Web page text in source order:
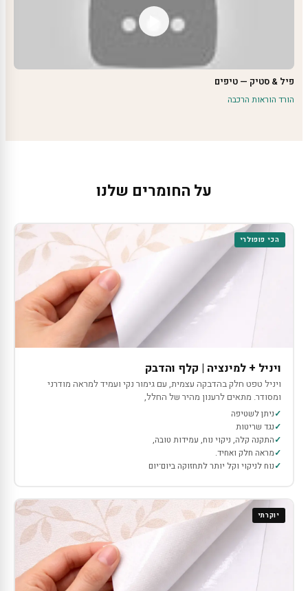
פיל & סטיק — טיפים
הורד הוראות הרכבה
על החומרים שלנו
הכי פופולרי
ויניל + למינציה | קלף והדבק
ויניל טפט חלק בהדבקה עצמית, עם גימור נקי ועמיד למראה מודרני
ומסודר. מתאים לרענון מהיר של החלל,
ניתן לשטיפה
נגד שריטות
התקנה קלה, ניקוי נוח, עמידות טובה,
מראה חלק ואחיד.
נוח לניקוי וקל יותר לתחזוקה ביום־יום
יוקרתי